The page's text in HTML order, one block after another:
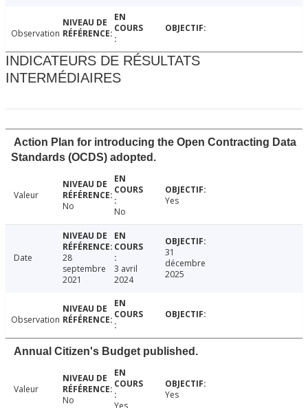
Observation
INDICATEURS DE RÉSULTATS
INTERMÉDIAIRES
Action Plan for introducing the Open Contracting Data
Standards (OCDS) adopted.
Valeur
No
No
Yes
Date
28
septembre
2021
3 avril
2024
31
décembre
2025
Observation
Annual Citizen's Budget published.
Valeur
No
Yes
Yes